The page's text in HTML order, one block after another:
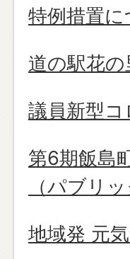
特例措置に
道の駅花
議員新型
第6期飯島
（パブリ
地域発 元